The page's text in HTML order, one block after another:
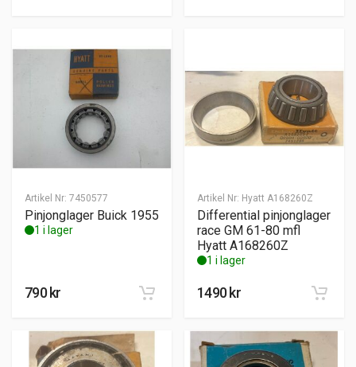
Artikel Nr: 7450577
Pinjonglager Buick 1955
1 i lager
790kr
Artikel Nr: Hyatt A168260Z
Differential pinjonglager
race GM 61-80 mfl
Hyatt A168260Z
1 i lager
1490kr